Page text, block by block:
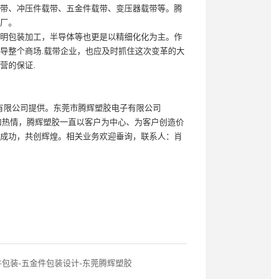
、冲压件载带、五金件载带、变压器载带等。腾
。
包装加工，半导体等也更是以精细化化为主。作
整个商场.载带企业，也应及时抓住这次变革的大
的保证.
公司提供。东莞市腾辉塑胶电子有限公司
情，腾辉塑胶一直以客户为中心、为客户创造价
功，共创辉煌。相关业务欢迎垂询，联系人：肖
包装-五金件包装设计-东莞腾辉塑胶